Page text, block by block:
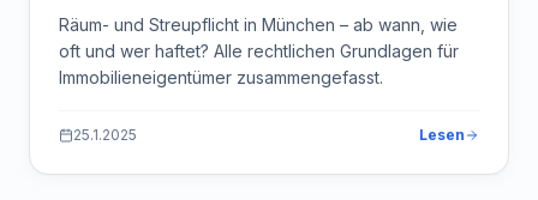
Räum- und Streupflicht in München – ab wann, wie
oft und wer haftet? Alle rechtlichen Grundlagen für
Immobilieneigentümer zusammengefasst.
25.1.2025 Lesen